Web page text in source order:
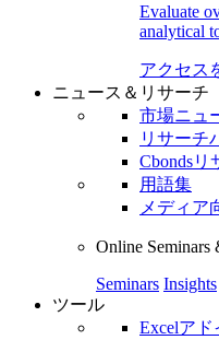
Evaluate
analytical
アクセス
ニュース＆リサーチ
市場ニュ
リサーチ
Cbondsリ
用語集
メディア
Online Seminars
Seminars Insights
ツール
Excelアド